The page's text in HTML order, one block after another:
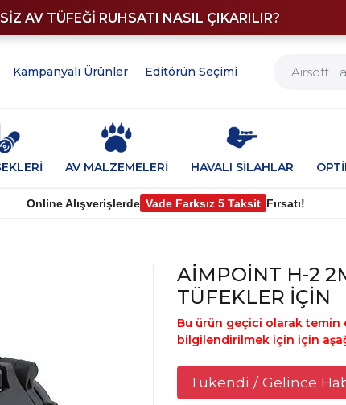
AV TÜFEĞİ RUHSATI NASIL ÇIKARILIR?
Kampanyalı Ürünler Editörün Seçimi
AV MALZEMELERİ HAVALI SİLAHLAR
Online Alışverişlerde Vade Farksız 5 Taksit Fırsatı!
AİMPOİNT H-2
TÜFEKLER İÇİN
Bu ürün geçici olarak
bilgilendirilmek için için
Tükendi / Gelince